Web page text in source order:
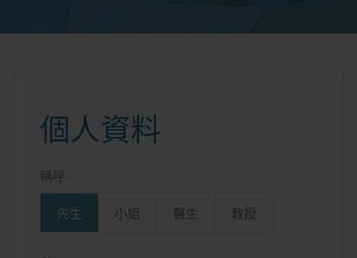
個人資料
稱呼
先生 小姐 醫生 教授